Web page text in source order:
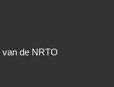
de NRTO